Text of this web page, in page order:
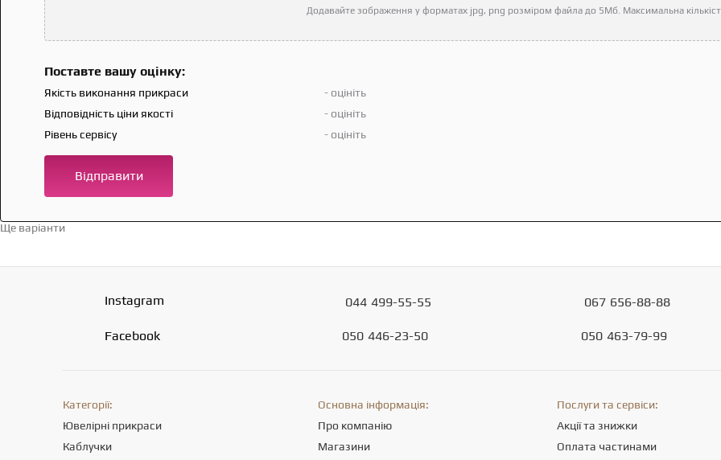
Додавайте зображення у форматах jpg, png розміром файла до 5Мб. Максимальна
Поставте вашу оцінку:
Якість виконання прикраси
- оцініть
Відповідність ціни якості
- оцініть
Рівень сервісу
- оцініть
Відправити
Ще варіанти
Instagram
Facebook
044 499-55-55
050 446-23-50
067 656-88-88
050 463-79-99
Категорії:
Ювелірні прикраси
Каблучки
Основна інформація:
Про компанію
Магазини
Послуги та сервіси:
Акції та знижки
Оплата частинами